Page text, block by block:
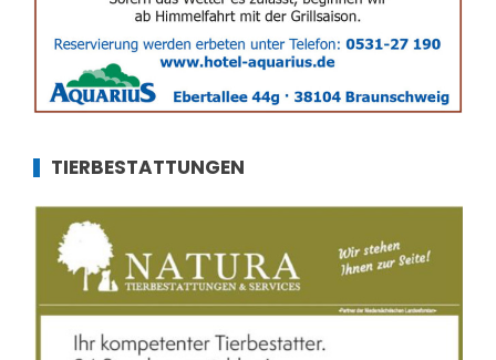
TIERBESTATTUNGEN